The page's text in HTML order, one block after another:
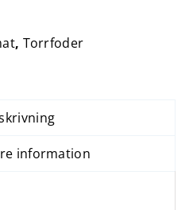
, Torrfoder
information